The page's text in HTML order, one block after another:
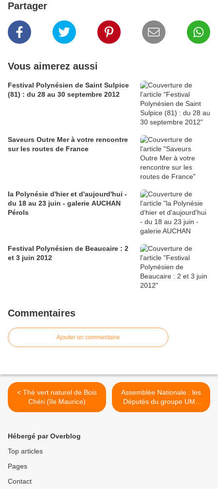
Partager
Vous aimerez aussi
Festival Polynésien de Saint Sulpice
(81) : du 28 au 30 septembre 2012
Saveurs Outre Mer à votre rencontre
sur les routes de France
la Polynésie d'hier et d'aujourd'hui -
du 18 au 23 juin - galerie AUCHAN
Pérols
Festival Polynésien de Beaucaire : 2
et 3 juin 2012
Commentaires
Ajouter un commentaire
< Thé vert naturel de Bois
Chéri (île Maurice)
Assemblée Nationale : les
Députés du groupe UMP
découvrent le meilleur de
Hébergé par Overblog
Top articles
Pages
Contact